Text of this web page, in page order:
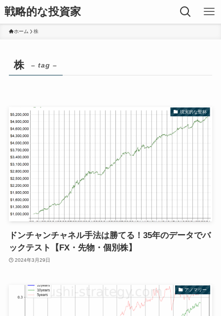
戦略的な投資家
ホーム 株
株 – tag –
現実的な聖杯
ドンチャンチャネル手法は勝てる！35年のデータでバ
ックテスト【FX・先物・個別株】
2024年3月29日
アノマリー